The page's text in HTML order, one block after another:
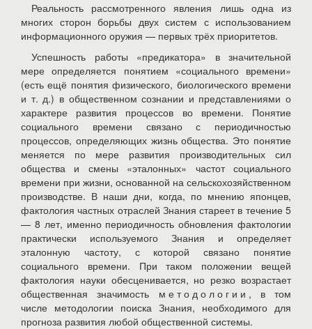
Реальность рассмотренного явления лишь одна из
многих сторон борьбы двух систем с использованием
информационного оружия — первых трёх приоритетов.
Успешность работы «предикатора» в значительной
мере определяется понятием «социального времени»
(есть ещё понятия физического, биологического времени
и т. д.) в общественном сознании и представлениями о
характере развития процессов во времени. Понятие
социального времени связано с периодичностью
процессов, определяющих жизнь общества. Это понятие
меняется по мере развития производительных сил
общества и смены «эталонных» частот социального
времени при жизни, основанной на сельскохозяйственном
производстве. В наши дни, когда, по мнению японцев,
фактология частных отраслей Знания стареет в течение 5
— 8 лет, именно периодичность обновления фактологии
практически используемого Знания и определяет
эталонную частоту, с которой связано понятие
социального времени. При таком положении вещей
фактология науки обесценивается, но резко возрастает
общественная значимость методологии , в том
числе методологии поиска Знания, необходимого для
прогноза развития любой общественной системы.